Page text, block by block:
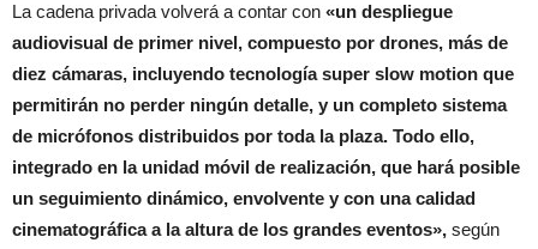
La cadena privada volverá a contar con «un despliegue
audiovisual de primer nivel, compuesto por drones, más de
diez cámaras, incluyendo tecnología super slow motion que
permitirán no perder ningún detalle, y un completo sistema
de micrófonos distribuidos por toda la plaza. Todo ello,
integrado en la unidad móvil de realización, que hará posible
un seguimiento dinámico, envolvente y con una calidad
cinematográfica a la altura de los grandes eventos», según